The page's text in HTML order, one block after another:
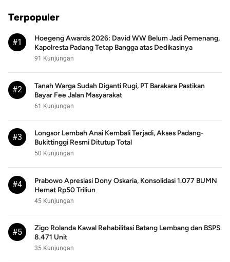
Terpopuler
#1
Hoegeng Awards 2026: David WW Belum Jadi Pemenang,
Kapolresta Padang Tetap Bangga atas Dedikasinya
91 Kunjungan
#2
Tanah Warga Sudah Diganti Rugi, PT Barakara Pastikan
Bayar Fee Jalan Masyarakat
61 Kunjungan
#3
Longsor Lembah Anai Kembali Terjadi, Akses Padang-
Bukittinggi Resmi Ditutup Total
50 Kunjungan
#4
Prabowo Apresiasi Dony Oskaria, Konsolidasi 1.077 BUMN
Hemat Rp50 Triliun
45 Kunjungan
#5
Zigo Rolanda Kawal Rehabilitasi Batang Lembang dan BSPS
8.471 Unit
35 Kunjungan